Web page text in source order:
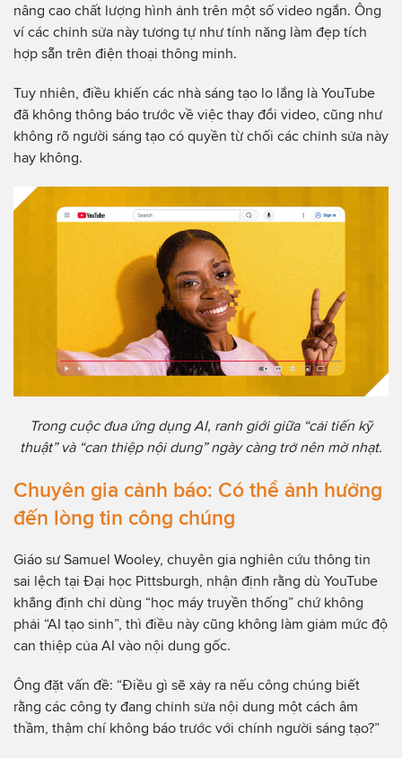
nâng cao chất lượng hình ảnh trên một số video ngắn. Ông
ví các chỉnh sửa này tương tự như tính năng làm đẹp tích
hợp sẵn trên điện thoại thông minh.
Tuy nhiên, điều khiến các nhà sáng tạo lo lắng là YouTube
đã không thông báo trước về việc thay đổi video, cũng như
không rõ người sáng tạo có quyền từ chối các chỉnh sửa này
hay không.
Trong cuộc đua ứng dụng AI, ranh giới giữa “cải tiến kỹ
thuật” và “can thiệp nội dung” ngày càng trở nên mờ nhạt.
Chuyên gia cảnh báo: Có thể ảnh hưởng
đến lòng tin công chúng
Giáo sư Samuel Wooley, chuyên gia nghiên cứu thông tin
sai lệch tại Đại học Pittsburgh, nhận định rằng dù YouTube
khẳng định chỉ dùng “học máy truyền thống” chứ không
phải “AI tạo sinh”, thì điều này cũng không làm giảm mức độ
can thiệp của AI vào nội dung gốc.
Ông đặt vấn đề: “Điều gì sẽ xảy ra nếu công chúng biết
rằng các công ty đang chỉnh sửa nội dung một cách âm
thầm, thậm chí không báo trước với chính người sáng tạo?”